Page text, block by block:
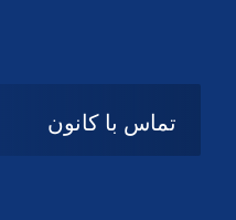
تماس با کانون